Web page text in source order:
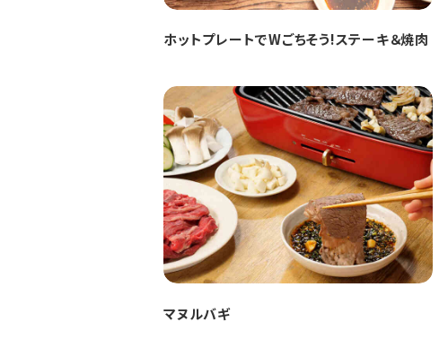
ホットプレートでWごちそう!ステーキ＆焼肉
マヌルバギ